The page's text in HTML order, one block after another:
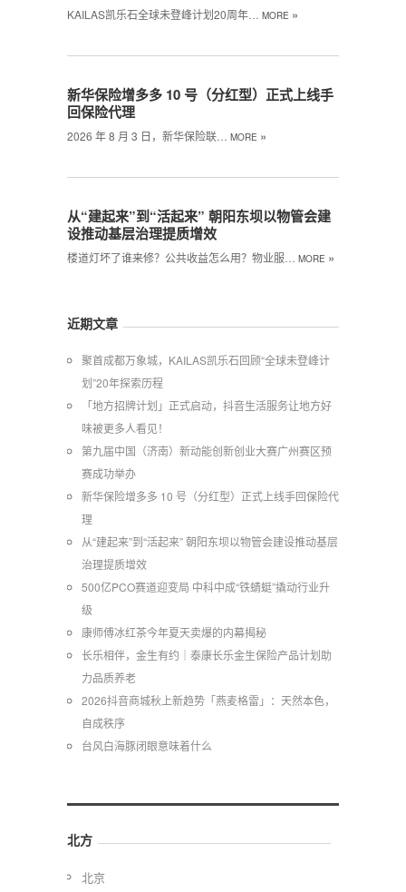
KAILAS凯乐石全球未登峰计划20周年… MORE »
新华保险增多多 10 号（分红型）正式上线手
回保险代理
2026 年 8 月 3 日，新华保险联… MORE »
从“建起来”到“活起来” 朝阳东坝以物管会建
设推动基层治理提质增效
楼道灯坏了谁来修？公共收益怎么用？物业服… MORE »
近期文章
聚首成都万象城，KAILAS凯乐石回顾“全球未登峰计
划”20年探索历程
「地方招牌计划」正式启动，抖音生活服务让地方好
味被更多人看见！
第九届中国（济南）新动能创新创业大赛广州赛区预
赛成功举办
新华保险增多多 10 号（分红型）正式上线手回保险代
理
从“建起来”到“活起来” 朝阳东坝以物管会建设推动基层
治理提质增效
500亿PCO赛道迎变局 中科中成“铁蜻蜓”撬动行业升
级
康师傅冰红茶今年夏天卖爆的内幕揭秘
长乐相伴，金生有约｜泰康长乐金生保险产品计划助
力品质养老
2026抖音商城秋上新趋势「燕麦格雷」：天然本色，
自成秩序
台风白海豚闭眼意味着什么
北方
北京